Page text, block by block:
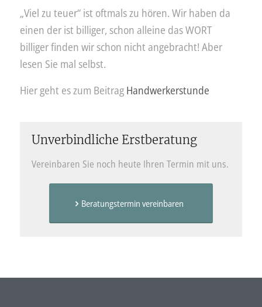
„Viel zu teuer“ ist oftmals zu hören. Wir haben da
einen der ist billiger, schon alleine das WORT
billiger finden wir schon nicht angebracht! Aber
lesen Sie mal selbst.
Hier geht es zum Beitrag Handwerkerstunde
Unverbindliche Erstberatung
Vereinbaren Sie noch heute Ihren Termin mit uns.
Beratungstermin vereinbaren